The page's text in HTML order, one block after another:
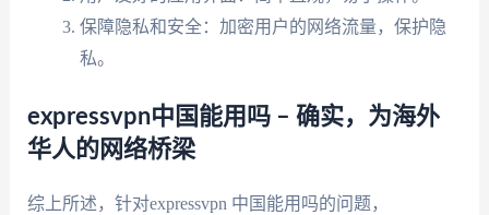
保障隐私和安全：加密用户的网络流量，保护隐
私。
expressvpn中国能用吗 – 确实，为海外
华人的网络桥梁
综上所述，针对expressvpn 中国能用吗的问题，